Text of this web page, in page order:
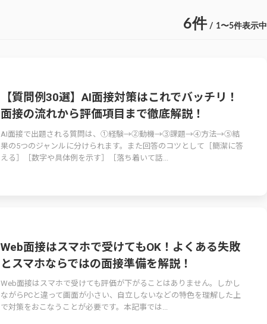
6件/ 1〜5件表示中
【質問例30選】AI面接対策はこれでバッチリ！
面接の流れから評価項目まで徹底解説！
AI面接で出題される質問は、①経験→②動機→③課題→④方法→⑤結
果の5つのジャンルに分けられます。また回答のコツとして［簡潔に答
える］［数字や具体例を示す］［落ち着いて話...
Web面接はスマホで受けてもOK！よくある失敗
とスマホならではの面接準備を解説！
Web面接はスマホで受けても評価が下がることはありません。しかし
ながらPCと違って画面が小さい、自立しないなどの特色を理解した上
で対策をおこなうことが必要です。本記事では...